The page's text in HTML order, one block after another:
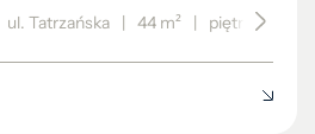
ul. Tatrzańska | 44 m² | piętro 2/3